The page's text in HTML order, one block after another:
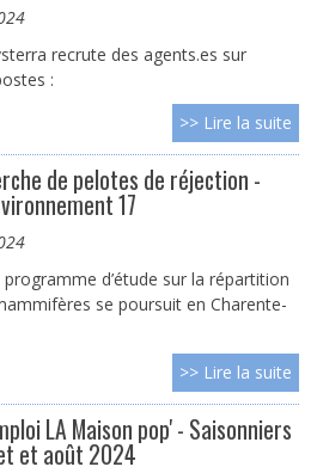
recrute des agents.es sur
:
>> Lire la suite
de pelotes de réjection -
17
programme d’étude sur la répartition
se poursuit en Charente-
>> Lire la suite
LA Maison pop' - Saisonniers
et août 2024